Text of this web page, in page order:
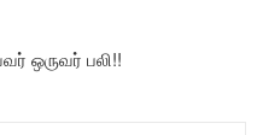
ஒருவர் பலி!!